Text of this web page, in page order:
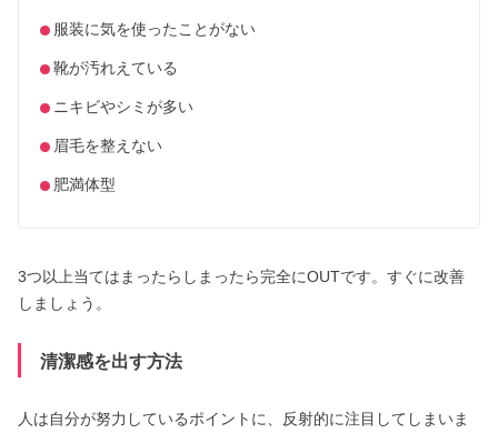
服装に気を使ったことがない
靴が汚れえている
ニキビやシミが多い
眉毛を整えない
肥満体型
3つ以上当てはまったらしまったら完全にOUTです。すぐに改善
しましょう。
清潔感を出す方法
人は自分が努力しているポイントに、反射的に注目してしまいま